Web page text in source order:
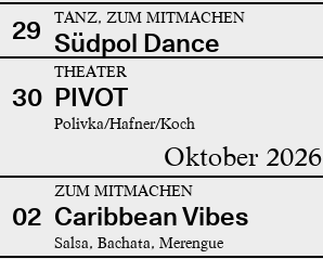
29 TANZ, ZUM MITMACHEN
Südpol Dance
30
THEATER
PIVOT
Polivka/Hafner/Koch
Oktober 2026
02
ZUM MITMACHEN
Caribbean Vibes
Salsa, Bachata, Merengue